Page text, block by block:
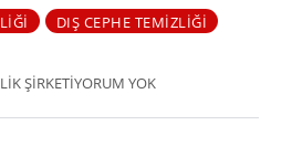
DIŞ CEPHE TEMIZLIĞI
ŞIRKETIYORUM YOK